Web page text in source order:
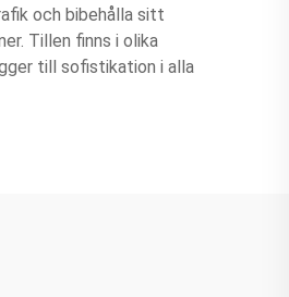
och bibehålla sitt
Tillen finns i olika
till sofistikation i alla